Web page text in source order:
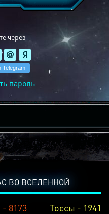
через
пароль
ВО ВСЕЛЕННОЙ
8173 Тоссы - 1941